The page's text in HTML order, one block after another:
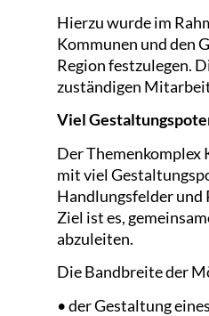
Hierzu wurde im
Kommunen und den
Region festzulegen.
zuständigen
Viel
Der Themenkomplex
mit viel
Handlungsfelder
Ziel ist es,
abzuleiten.
Die Bandbreite der
• der Gestaltung